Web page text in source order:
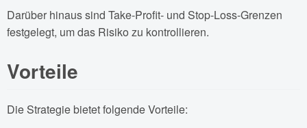
Darüber hinaus sind Take-Profit- und Stop-Loss-Grenzen
festgelegt, um das Risiko zu kontrollieren.
Vorteile
Die Strategie bietet folgende Vorteile: